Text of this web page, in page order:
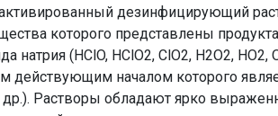
дезинфицирующий
которого представлены
натрия (HClO, HClO2, ClO2, H2O2,
действующим началом которого
др.). Растворы обладают ярко